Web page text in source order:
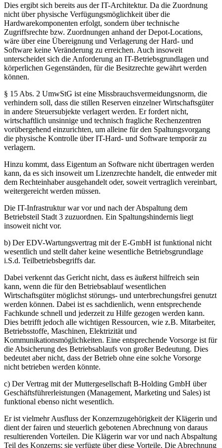
Dies ergibt sich bereits aus der IT-Architektur. Da die Zuordnung
nicht über physische Verfügungsmöglichkeit über die
Hardwarekomponenten erfolgt, sondern über technische
Zugriffsrechte bzw. Zuordnungen anhand der Depot-Locations,
wäre über eine Übereignung und Verlagerung der Hard- und
Software keine Veränderung zu erreichen. Auch insoweit
unterscheidet sich die Anforderung an IT-Betriebsgrundlagen und
körperlichen Gegenständen, für die Besitzrechte gewährt werden
können.
§ 15 Abs. 2 UmwStG ist eine Missbrauchsvermeidungsnorm, die
verhindern soll, dass die stillen Reserven einzelner Wirtschaftsgüter
in andere Steuersubjekte verlagert werden. Er fordert nicht,
wirtschaftlich unsinnige und technisch fragliche Rechenzentren
vorübergehend einzurichten, um alleine für den Spaltungsvorgang
die physische Kontrolle über IT-Hard- und Software temporär zu
verlagern.
Hinzu kommt, dass Eigentum an Software nicht übertragen werden
kann, da es sich insoweit um Lizenzrechte handelt, die entweder mit
dem Rechteinhaber ausgehandelt oder, soweit vertraglich vereinbart,
weitergereicht werden müssen.
Die IT-Infrastruktur war vor und nach der Abspaltung dem
Betriebsteil Stadt 3 zuzuordnen. Ein Spaltungshindernis liegt
insoweit nicht vor.
b) Der EDV-Wartungsvertrag mit der E-GmbH ist funktional nicht
wesentlich und stellt daher keine wesentliche Betriebsgrundlage
i.S.d. Teilbetriebsbegriffs dar.
Dabei verkennt das Gericht nicht, dass es äußerst hilfreich sein
kann, wenn die für den Betriebsablauf wesentlichen
Wirtschaftsgüter möglichst störungs- und unterbrechungsfrei genutzt
werden können. Dabei ist es sachdienlich, wenn entsprechende
Fachkunde schnell und jederzeit zu Hilfe gezogen werden kann.
Dies betrifft jedoch alle wichtigen Ressourcen, wie z.B. Mitarbeiter,
Betriebsstoffe, Maschinen, Elektrizität und
Kommunikationsmöglichkeiten. Eine entsprechende Vorsorge ist für
die Absicherung des Betriebsablaufs von großer Bedeutung. Dies
bedeutet aber nicht, dass der Betrieb ohne eine solche Vorsorge
nicht betrieben werden könnte.
c) Der Vertrag mit der Muttergesellschaft B-Holding GmbH über
Geschäftsführerleistungen (Management, Marketing und Sales) ist
funktional ebenso nicht wesentlich.
Er ist vielmehr Ausfluss der Konzernzugehörigkeit der Klägerin und
dient der fairen und steuerlich gebotenen Abrechnung von daraus
resultierenden Vorteilen. Die Klägerin war vor und nach Abspaltung
Teil des Konzerns; sie verfügte über diese Vorteile. Die Abrechnung